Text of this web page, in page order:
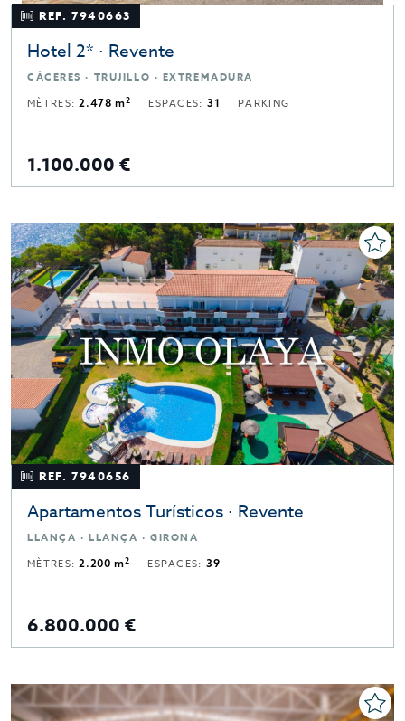
REF. 7940663
Hotel 2* · Revente
CÁCERES · TRUJILLO · EXTREMADURA
MÈTRES:2.478 m2 ESPACES: 31 PARKING
1.100.000 €
REF. 7940656
Apartamentos Turísticos · Revente
LLANÇA · LLANÇA · GIRONA
MÈTRES:2.200 m2 ESPACES: 39
6.800.000 €